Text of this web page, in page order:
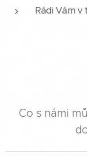
Rádi Vám v
Co s námi